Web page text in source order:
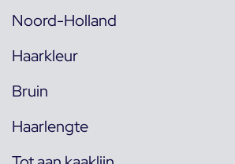
Noord-Holland
Haarkleur
Bruin
Haarlengte